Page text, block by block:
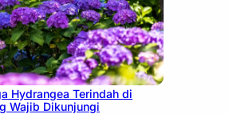
Hydrangea Terindah di
Wajib Dikunjungi